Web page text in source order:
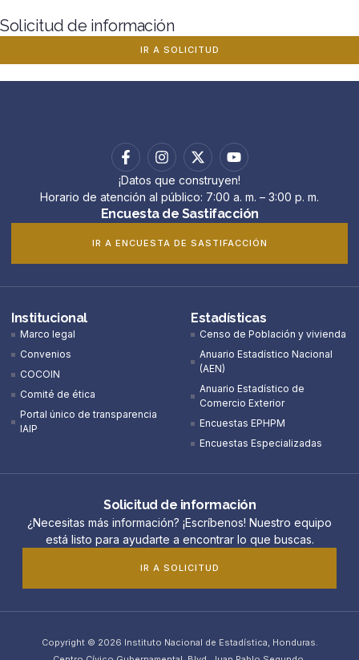
Solicitud de información
IR A SOLICITUD
¡Datos que construyen!
Horario de atención al público: 7:00 a. m. – 3:00 p. m.
Encuesta de Sastifacción
IR A ENCUESTA DE SASTIFACCIÓN
Institucional
Marco legal
Convenios
COCOIN
Comité de ética
Portal único de transparencia
IAIP
Estadísticas
Censo de Población y vivienda
Anuario Estadístico Nacional
(AEN)​
Anuario Estadístico de
Comercio Exterior
Encuestas EPHPM
Encuestas Especializadas
Solicitud de información
¿Necesitas más información? ¡Escríbenos! Nuestro equipo
está listo para ayudarte a encontrar lo que buscas.
IR A SOLICITUD
Copyright © 2026 Instituto Nacional de Estadística, Honduras.